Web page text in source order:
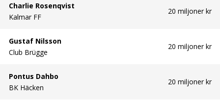
Charlie Rosenqvist
Kalmar FF
20 miljoner kr
Gustaf Nilsson
Club Brügge
20 miljoner kr
Pontus Dahbo
BK Häcken
20 miljoner kr